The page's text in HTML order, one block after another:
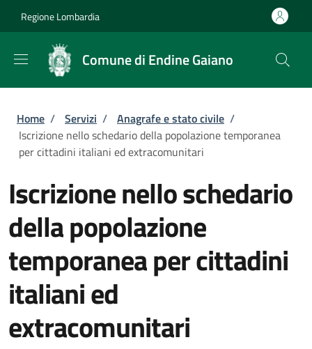
Regione Lombardia
Comune di Endine Gaiano
Briciole di pane
Home / Servizi / Anagrafe e stato civile /
Iscrizione nello schedario della popolazione temporanea
per cittadini italiani ed extracomunitari
Iscrizione nello schedario
della popolazione
temporanea per cittadini
italiani ed
extracomunitari